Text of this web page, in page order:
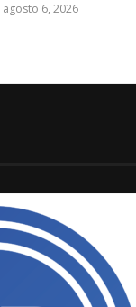
agosto 6, 2026